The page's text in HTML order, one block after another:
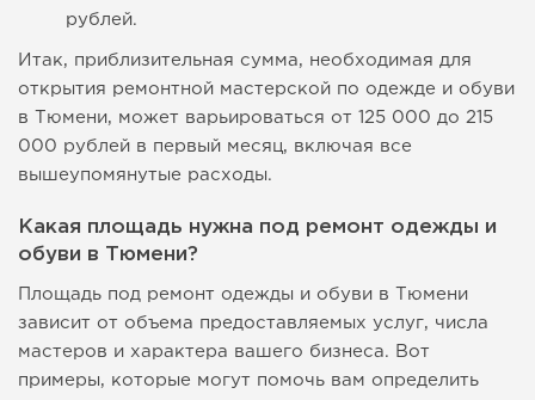
рублей.
Итак, приблизительная сумма, необходимая для
открытия ремонтной мастерской по одежде и обуви
в Тюмени, может варьироваться от 125 000 до 215
000 рублей в первый месяц, включая все
вышеупомянутые расходы.
Какая площадь нужна под ремонт одежды и
обуви в Тюмени?
Площадь под ремонт одежды и обуви в Тюмени
зависит от объема предоставляемых услуг, числа
мастеров и характера вашего бизнеса. Вот
примеры, которые могут помочь вам определить